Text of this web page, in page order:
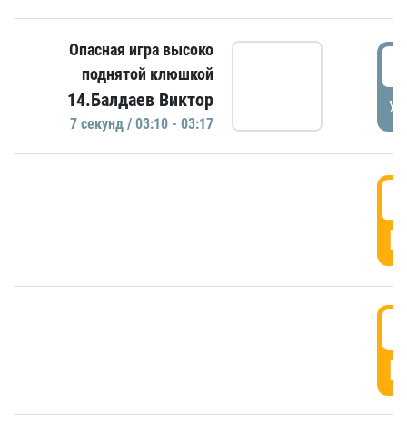
Опасная игра высоко
поднятой клюшкой
14.Балдаев Виктор
7 секунд / 03:10 - 03:17